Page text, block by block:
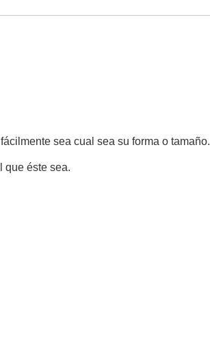
sea cual sea su forma o tamaño.
que éste sea.